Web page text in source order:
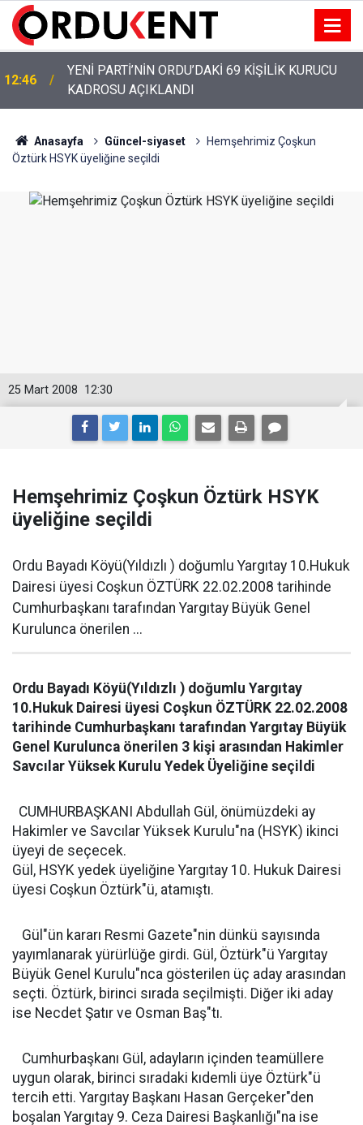
12:46
YENİ PARTİ’NİN ORDU’DAKİ 69 KİŞİLİK KURUCU
KADROSU AÇIKLANDI
12:22
YENİ PARTİ ALTINORDU’DA KURUCU YÖNETİMİNİ
AÇIKLADI
Anasayfa Güncel-siyaset
Hemşehrimiz Çoşkun
Öztürk HSYK üyeliğine seçildi
12:30
25 Mart 2008
Hemşehrimiz Çoşkun Öztürk HSYK
üyeliğine seçildi
Ordu Bayadı Köyü(Yıldızlı ) doğumlu Yargıtay 10.Hukuk
Dairesi üyesi Coşkun ÖZTÜRK 22.02.2008 tarihinde
Cumhurbaşkanı tarafından Yargıtay Büyük Genel
Kurulunca önerilen ...
Ordu Bayadı Köyü(Yıldızlı ) doğumlu Yargıtay
10.Hukuk Dairesi üyesi Coşkun ÖZTÜRK 22.02.2008
tarihinde Cumhurbaşkanı tarafından Yargıtay Büyük
Genel Kurulunca önerilen 3 kişi arasından Hakimler
Savcılar Yüksek Kurulu Yedek Üyeliğine seçildi
CUMHURBAŞKANI Abdullah Gül, önümüzdeki ay
Hakimler ve Savcılar Yüksek Kurulu"na (HSYK) ikinci
üyeyi de seçecek.
Gül, HSYK yedek üyeliğine Yargıtay 10. Hukuk Dairesi
üyesi Coşkun Öztürk"ü, atamıştı.
Gül"ün kararı Resmi Gazete"nin dünkü sayısında
yayımlanarak yürürlüğe girdi. Gül, Öztürk"ü Yargıtay
Büyük Genel Kurulu"nca gösterilen üç aday arasından
seçti. Öztürk, birinci sırada seçilmişti. Diğer iki aday
ise Necdet Şatır ve Osman Baş"tı.
Cumhurbaşkanı Gül, adayların içinden teamüllere
uygun olarak, birinci sıradaki kıdemli üye Öztürk"ü
tercih etti. Yargıtay Başkanı Hasan Gerçeker"den
boşalan Yargıtay 9. Ceza Dairesi Başkanlığı"na ise